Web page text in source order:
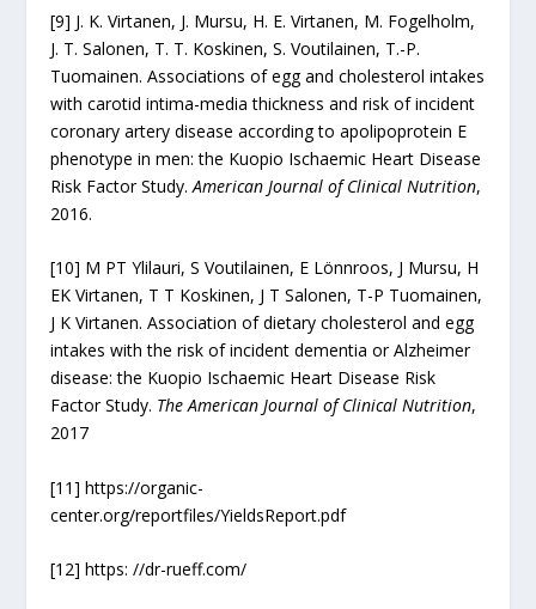
[9] J. K. Virtanen, J. Mursu, H. E. Virtanen, M. Fogelholm,
J. T. Salonen, T. T. Koskinen, S. Voutilainen, T.-P.
Tuomainen. Associations of egg and cholesterol intakes
with carotid intima-media thickness and risk of incident
coronary artery disease according to apolipoprotein E
phenotype in men: the Kuopio Ischaemic Heart Disease
Risk Factor Study.American Journal of Clinical Nutrition,
2016.
[10] M PT Ylilauri, S Voutilainen, E Lönnroos, J Mursu, H
EK Virtanen, T T Koskinen, J T Salonen, T-P Tuomainen,
J K Virtanen. Association of dietary cholesterol and egg
intakes with the risk of incident dementia or Alzheimer
disease: the Kuopio Ischaemic Heart Disease Risk
Factor Study. The American Journal of Clinical Nutrition,
2017
[11] https://organic-
center.org/reportfiles/YieldsReport.pdf
[12] https: //dr-rueff.com/